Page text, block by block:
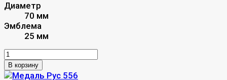
Диаметр
70 мм
Эмблема
25 мм
В корзину